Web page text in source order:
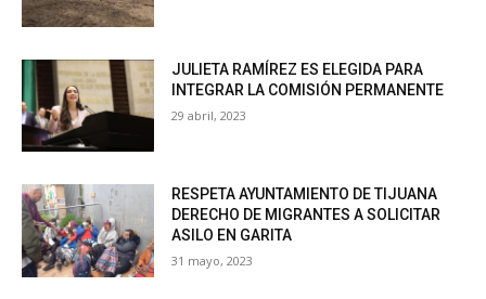
JULIETA RAMÍREZ ES ELEGIDA PARA
INTEGRAR LA COMISIÓN PERMANENTE
29 abril, 2023
RESPETA AYUNTAMIENTO DE TIJUANA
DERECHO DE MIGRANTES A SOLICITAR
ASILO EN GARITA
31 mayo, 2023